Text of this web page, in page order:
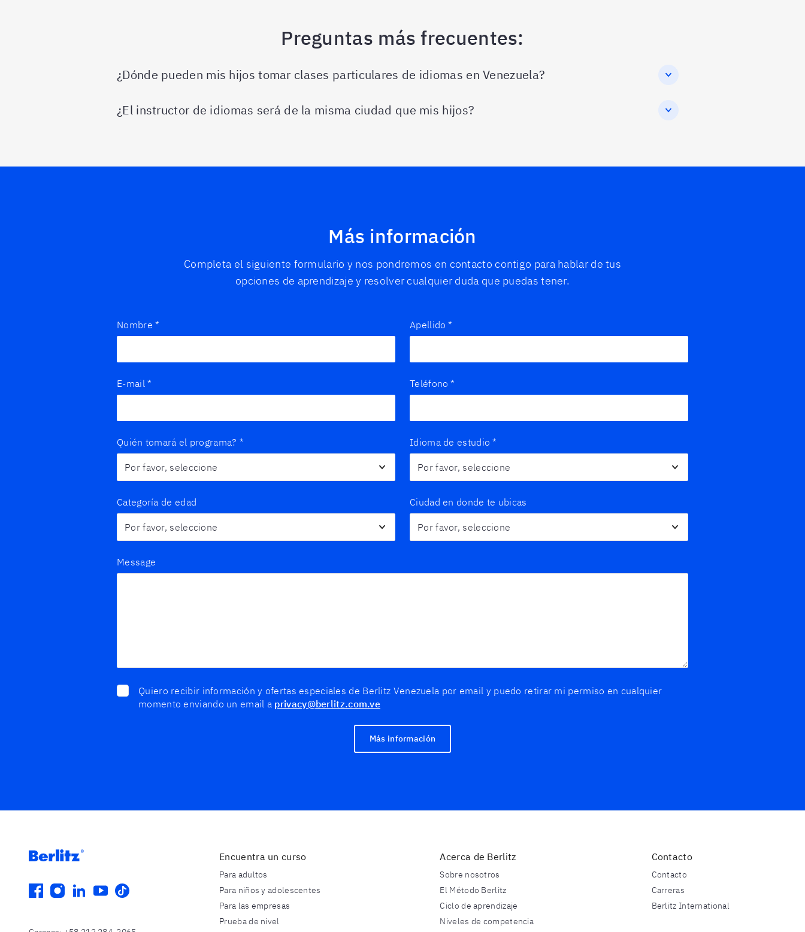
Preguntas más frecuentes:
¿Dónde pueden mis hijos tomar clases particulares de idiomas en Venezuela?
¿El instructor de idiomas será de la misma ciudad que mis hijos?
Más información
Completa el siguiente formulario y nos pondremos en contacto contigo para hablar de tus
opciones de aprendizaje y resolver cualquier duda que puedas tener.
Nombre * Apellido *
E-mail * Teléfono *
Quién tomará el programa? * Idioma de estudio *
Categoría de edad Ciudad en donde te ubicas
Message
Quiero recibir información y ofertas especiales de Berlitz Venezuela por email y puedo retirar mi permiso en cualquier
momento enviando un email a privacy@berlitz.com.ve
Más información
facebook
instagram
linkedin
youtube
tiktok
Encuentra un curso
Para adultos
Para niños y adolescentes
Para las empresas
Prueba de nivel
Acerca de Berlitz
Sobre nosotros
El Método Berlitz
Ciclo de aprendizaje
Niveles de competencia
Contacto
Contacto
Carreras
Berlitz International